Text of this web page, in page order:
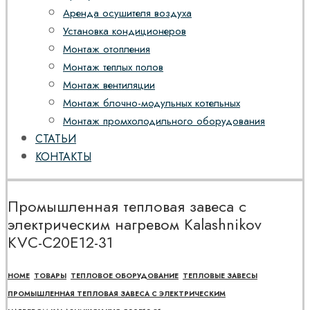
Аренда осушителя воздуха
Установка кондиционеров
Монтаж отопления
Монтаж теплых полов
Монтаж вентиляции
Монтаж блочно-модульных котельных
Монтаж промхолодильного оборудования
СТАТЬИ
КОНТАКТЫ
Промышленная тепловая завеса с
электрическим нагревом Kalashnikov
KVС-C20E12-31
HOME ТОВАРЫ ТЕПЛОВОЕ ОБОРУДОВАНИЕ ТЕПЛОВЫЕ ЗАВЕСЫ
ПРОМЫШЛЕННАЯ ТЕПЛОВАЯ ЗАВЕСА С ЭЛЕКТРИЧЕСКИМ